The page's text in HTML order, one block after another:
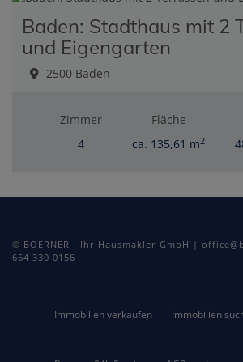
Baden: Stadthaus mit 2
und Eigengarten
2500 Baden
Zimmer
4
Fläche
ca. 135,61 m2
© BOERNER - Ihr Hausmakler GmbH |
664 330 0156
Immobilien verkaufen Immobilien